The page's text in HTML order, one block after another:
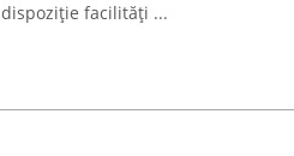
dispoziție facilități ...